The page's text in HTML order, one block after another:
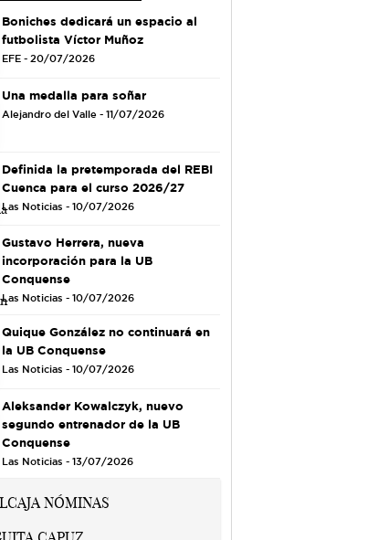
Boniches dedicará un espacio al
futbolista Víctor Muñoz
EFE - 20/07/2026
Una medalla para soñar
Alejandro del Valle - 11/07/2026
Definida la pretemporada del REBI
Cuenca para el curso 2026/27
Las Noticias - 10/07/2026
Gustavo Herrera, nueva
incorporación para la UB
Conquense
Las Noticias - 10/07/2026
Quique González no continuará en
la UB Conquense
Las Noticias - 10/07/2026
Aleksander Kowalczyk, nuevo
segundo entrenador de la UB
Conquense
Las Noticias - 13/07/2026